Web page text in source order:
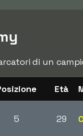
di un
Età
5 29